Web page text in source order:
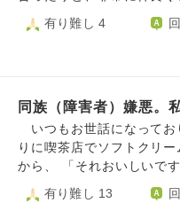
妹もそうなって欲しくな
促すと、「自分は入れてる
が「妹にお金の教育して
た。父も「家に金入れて
と思いましたが実行しな
しく言われてました。妹
しいです「父もいい顔し
労制限があり、本来は在
きちんと送ってあげるから
帰りは車で自宅まで送っ
す。 門限に間に合ってい
て眠ってからでないと動
に対しても気◯いと差別
さんにのみ公開」してい
ってから、S君に「怖い」
と強くも言えません...
有り難し 4
同族（障害者）嫌悪。
いつもお世話になって
りに喫茶店でソフトクリ
から、 「それおいしいで
0代くらいの女性だったと
ろ、女性は突如 「過呼吸
有り難し 13